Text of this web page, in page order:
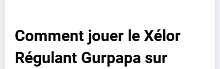
Comment jouer le Xélor
Régulant Gurpapa sur